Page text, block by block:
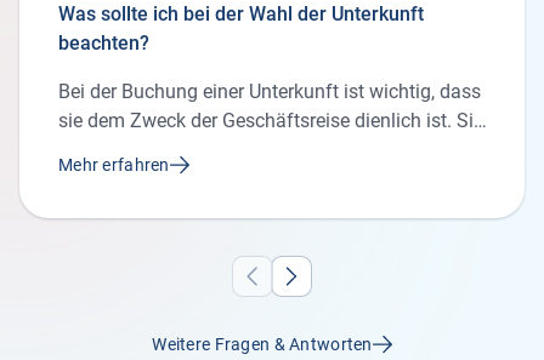
solltest du immer dabei haben, sofern du sie im
Handgepäck mitnehmen darfst.
Was sollte ich bei der Wahl der Unterkunft
beachten?
Bei der Buchung einer Unterkunft ist wichtig, dass
sie dem Zweck der Geschäftsreise dienlich ist. Sie
Autobahn liegen, aber auch vom Einsatzort (z. B.
Mehr erfahren
Weitere Fragen & Antworten